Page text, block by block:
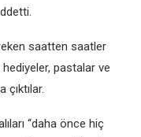
saatten saatler
pastalar ve
“daha önce hiç